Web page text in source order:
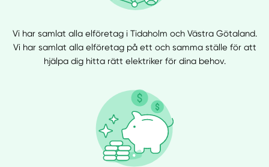
Vi har samlat alla elföretag i Tidaholm och Västra Götaland.
Vi har samlat alla elföretag på ett och samma ställe för att
hjälpa dig hitta rätt elektriker för dina behov.